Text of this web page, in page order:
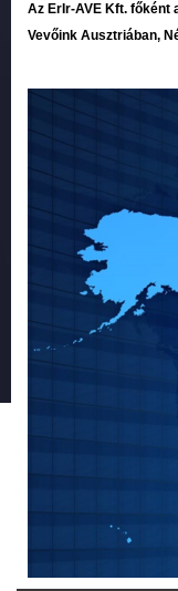
Az ErIr-AVE Kft. főként
Vevőink Ausztriában,